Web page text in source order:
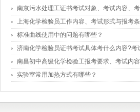
南京污水处理工证书考试对象、考试内容、
上海化学检验员工作内容、考试形式与报考
标准曲线使用中的问题有哪些？
济南化学检验员证书考试具体考什么内容?
南昌初中高级化学检验工报考要求、考试内
实验室常用加热方式有哪些？